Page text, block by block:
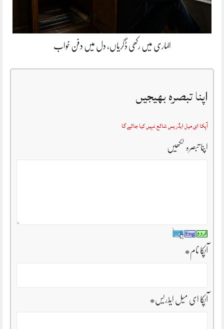
الماری میں رکھی ڈگریاں، دل میں دفن خواب
اپنا تبصرہ بھیجیں
آپکا ای میل ایڈریس شائع نہیں کیا جائے گا
اپنا تبصرہ لکھیں
آپکا نام*
آپکا ای میل ایڈریس*